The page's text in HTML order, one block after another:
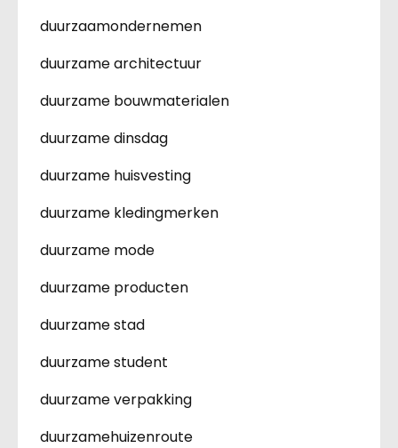
duurzaamondernemen
duurzame architectuur
duurzame bouwmaterialen
duurzame dinsdag
duurzame huisvesting
duurzame kledingmerken
duurzame mode
duurzame producten
duurzame stad
duurzame student
duurzame verpakking
duurzamehuizenroute